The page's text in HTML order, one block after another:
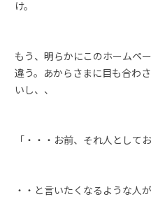
け。
もう、明らかにこのホームペ
違う。あからさまに目も合わ
いし、、
「・・・お前、それ人として
・・と言いたくなるような人